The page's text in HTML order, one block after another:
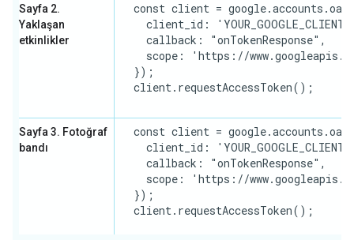
Sayfa 2.
Yaklaşan
etkinlikler
const client =
client_id:
    callback: "onTokenResponse",
scope: 'https://
  });
  client.requestAccessToken();
Sayfa 3. Fotoğraf
bandı
const client =
client_id:
    callback: "onTokenResponse",
scope: 'https://
  });
  client.requestAccessToken();